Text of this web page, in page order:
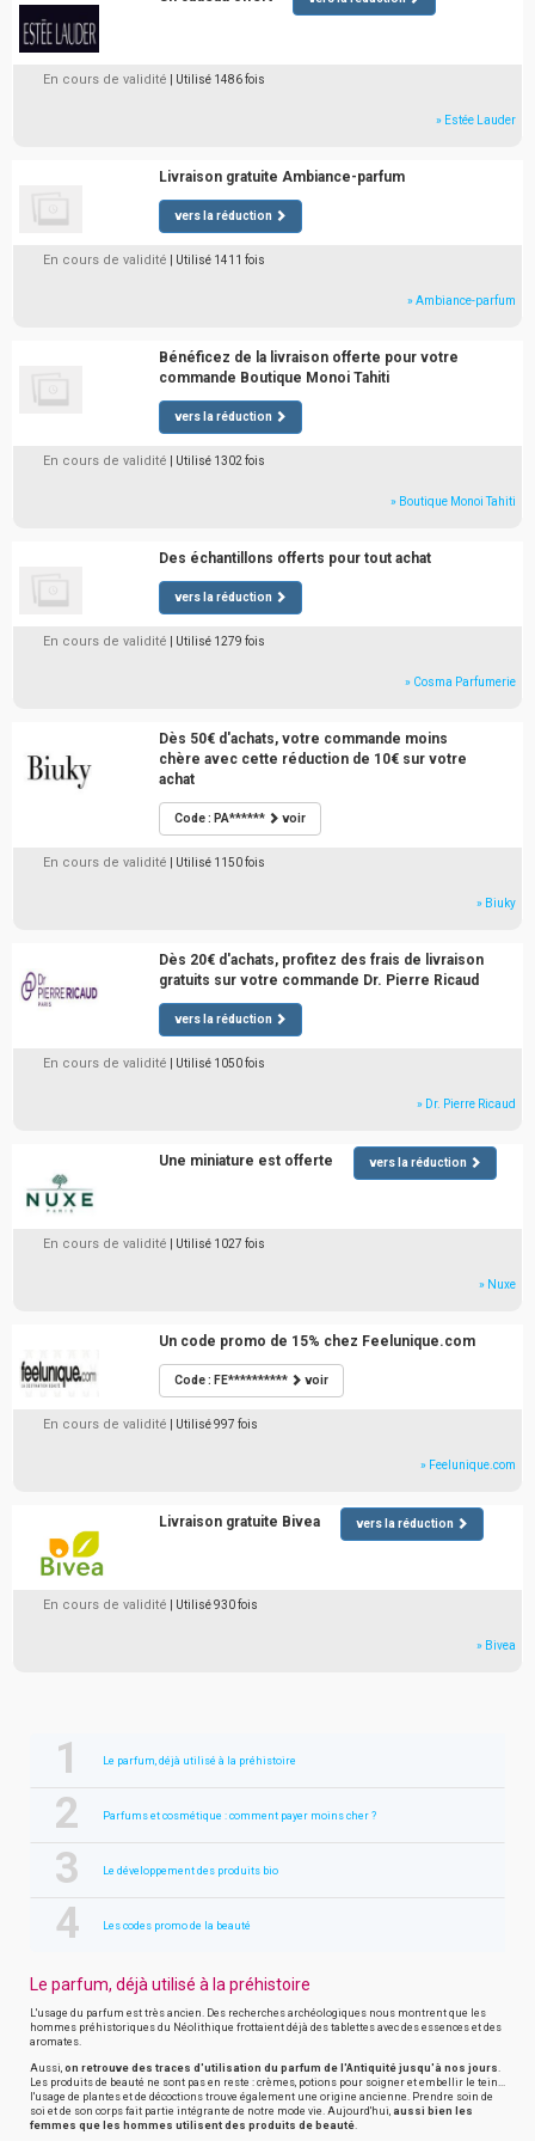
En cours de validité | Utilisé 1486 fois
» Estée Lauder
Livraison gratuite Ambiance-parfum
vers la réduction
En cours de validité | Utilisé 1411 fois
» Ambiance-parfum
Bénéficez de la livraison offerte pour votre
commande Boutique Monoi Tahiti
vers la réduction
En cours de validité | Utilisé 1302 fois
» Boutique Monoi Tahiti
Des échantillons offerts pour tout achat
vers la réduction
En cours de validité | Utilisé 1279 fois
» Cosma Parfumerie
Dès 50€ d'achats, votre commande moins
chère avec cette réduction de 10€ sur votre
achat
Code : PA****** voir
En cours de validité | Utilisé 1150 fois
» Biuky
Dès 20€ d'achats, profitez des frais de livraison
gratuits sur votre commande Dr. Pierre Ricaud
vers la réduction
En cours de validité | Utilisé 1050 fois
» Dr. Pierre Ricaud
Une miniature est offerte vers la réduction
En cours de validité | Utilisé 1027 fois
» Nuxe
Un code promo de 15% chez Feelunique.com
Code : FE********** voir
En cours de validité | Utilisé 997 fois
» Feelunique.com
Livraison gratuite Bivea vers la réduction
En cours de validité | Utilisé 930 fois
» Bivea
Le parfum, déjà utilisé à la préhistoire
Parfums et cosmétique : comment payer moins cher ?
Le développement des produits bio
Les codes promo de la beauté
Le parfum, déjà utilisé à la préhistoire
L'usage du parfum est très ancien. Des recherches archéologiques nous montrent que les
hommes préhistoriques du Néolithique frottaient déjà des tablettes avec des essences et des
aromates.
Aussi, on retrouve des traces d'utilisation du parfum de l'Antiquité jusqu'à nos jours.
Les produits de beauté ne sont pas en reste : crèmes, potions pour soigner et embellir le tein...
l'usage de plantes et de décoctions trouve également une origine ancienne. Prendre soin de
soi et de son corps fait partie intégrante de notre mode vie. Aujourd'hui, aussi bien les
femmes que les hommes utilisent des produits de beauté.